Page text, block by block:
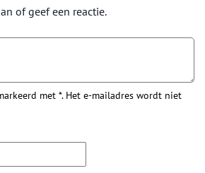
of geef een reactie.
met *. Het e-mailadres wordt niet